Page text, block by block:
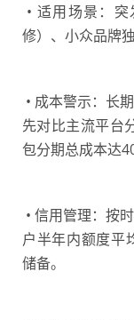
• 适用场景：
修）、小众品牌
• 成本警示：长
先对比主流平台
包分期总成本达
• 信用管理：按
户半年内额度平
储备。